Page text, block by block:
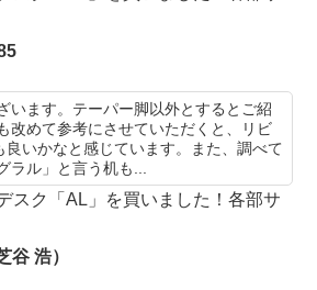
います。テーパー脚以外とするとご紹
改めて参考にさせていただくと、リビ
良いかなと感じています。また、調べて
ラル」と言う机も...
スク「AL」を買いました！各部サ
谷 浩）